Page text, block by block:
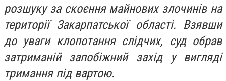
розшуку за скоєння майнових злочинів на
території Закарпатської області. Взявши
до уваги клопотання слідчих, суд обрав
затриманій запобіжний захід у вигляді
тримання під вартою.